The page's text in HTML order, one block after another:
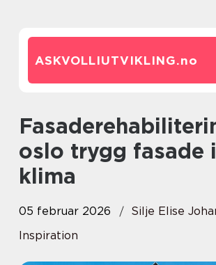
ASKVOLLIUTVIKLING.no
Fasaderehabilitering i
oslo trygg fasade
klima
05 februar 2026
Silje Elise
Inspiration